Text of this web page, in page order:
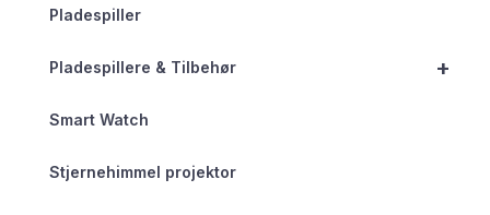
Pladespiller
+
Pladespillere & Tilbehør
Smart Watch
Stjernehimmel projektor